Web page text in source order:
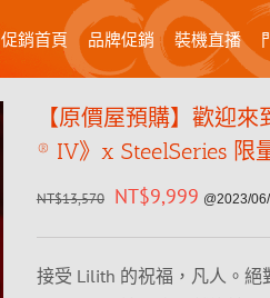
促銷首頁 品牌促銷 裝機直播
【原價屋預購】歡迎
® IV》x SteelSeries 限
NT$13,570 NT$9,999 @2023/
接受 Lilith 的祝福，凡人。絕